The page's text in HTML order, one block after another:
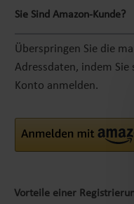
Sie Sind Amazon-Kunde?
Überspringen Sie die
Adressdaten, indem Sie
Konto anmelden.
Vorteile einer